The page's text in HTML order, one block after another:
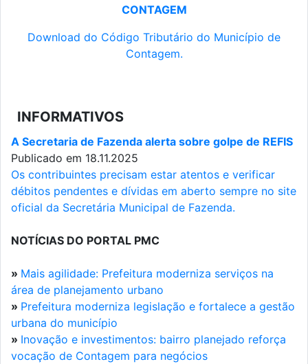
CONTAGEM
Download do Código Tributário do Município de
Contagem.
INFORMATIVOS
A Secretaria de Fazenda alerta sobre golpe de REFIS
Publicado em 18.11.2025
Os contribuintes precisam estar atentos e verificar
débitos pendentes e dívidas em aberto sempre no site
oficial da Secretária Municipal de Fazenda.
NOTÍCIAS DO PORTAL PMC
» Mais agilidade: Prefeitura moderniza serviços na
área de planejamento urbano
» Prefeitura moderniza legislação e fortalece a gestão
urbana do município
» Inovação e investimentos: bairro planejado reforça
vocação de Contagem para negócios